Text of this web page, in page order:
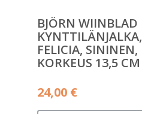
BJÖRN WIINBLAD
KYNTTILÄNJALKA,
FELICIA, SININEN,
KORKEUS 13,5 CM
24,00 €